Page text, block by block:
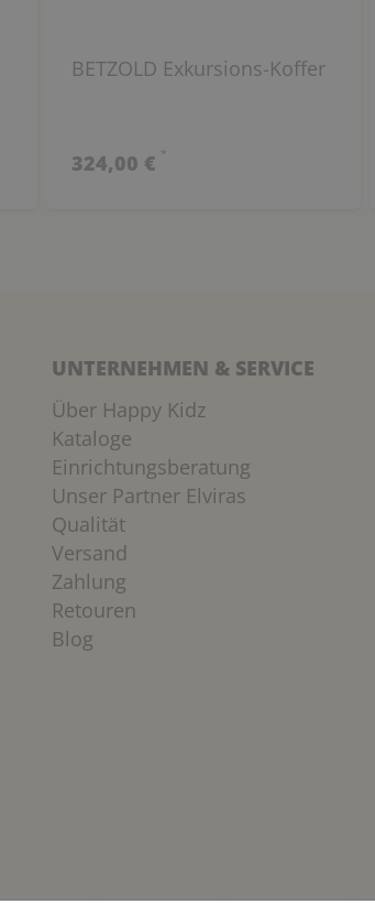
BETZOLD Exkursions-Koffer
324,00 € *
UNTERNEHMEN & SERVICE
Über Happy Kidz
Kataloge
Einrichtungsberatung
Unser Partner Elviras
Qualität
Versand
Zahlung
Retouren
Blog